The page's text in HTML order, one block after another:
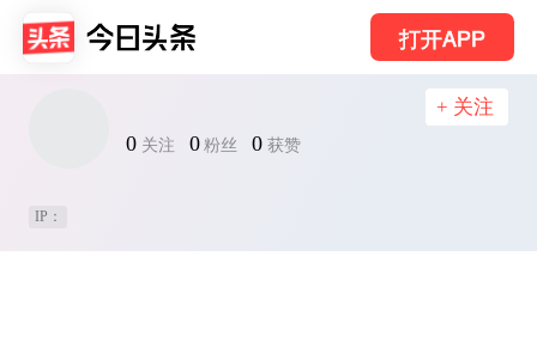
打开APP
0 关注 0 粉丝 0 获赞
+ 关注
IP：